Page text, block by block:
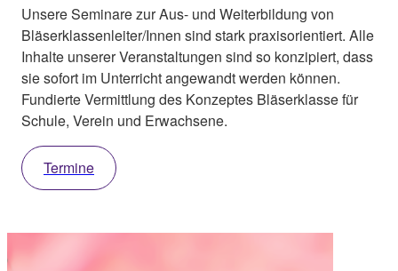
Unsere Seminare zur Aus- und Weiterbildung von
Bläserklassenleiter/Innen sind stark praxisorientiert. Alle
Inhalte unserer Veranstaltungen sind so konzipiert, dass
sie sofort im Unterricht angewandt werden können.
Fundierte Vermittlung des Konzeptes Bläserklasse für
Schule, Verein und Erwachsene.
Termine